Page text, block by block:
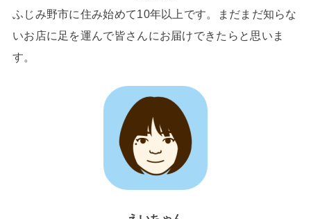
ふじみ野市に住み始めて10年以上です。まだまだ知らな
いお店に足を運んで皆さんにお届けできたらと思いま
す。